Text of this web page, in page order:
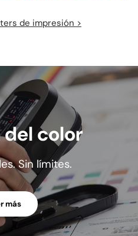
de impresión >
color
Sin límites.
más